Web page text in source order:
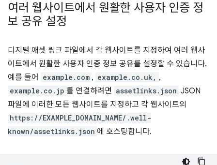
여러 웹사이트에서 원활한 사용자 인증 정
보 공유 설정
디지털 애셋 링크 파일에서 각 웹사이트를 지정하여 여러 웹사
이트에서 원활한 사용자 인증 정보 공유를 설정할 수 있습니다.
예를 들어
example.com , example.co.uk, ,
example.co.jp 를 연결하려면 assetlinks.json JSON
파일에 이러한 모든 웹사이트를 지정하고 각 웹사이트의
https://EXAMPLE_DOMAIN_NAME/.well-
known/assetlinks.json 에 호스팅합니다.